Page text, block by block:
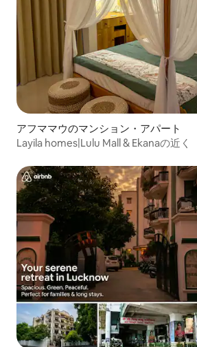
アフママウのマンション・アパート
Layila homes|Lulu Mall & Ekanaの近く